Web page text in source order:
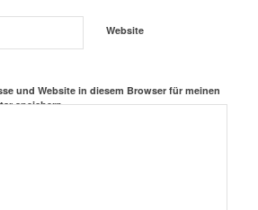
Website
und Website in diesem Browser für meinen
speichern.